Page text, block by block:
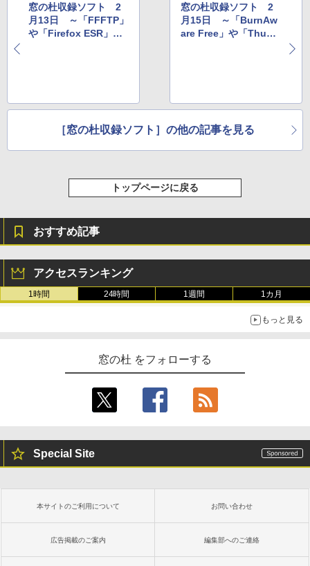
窓の杜収録ソフト 2
月13日 ～「FFFTP」
や「Firefox ESR」な
窓の杜収録ソフト 2
月15日 ～「BurnAw
are Free」や「Thund
［窓の杜収録ソフト］の他の記事を見る
トップページに戻る
おすすめ記事
アクセスランキング
1時間 24時間 1週間 1カ月
もっと見る
窓の杜 をフォローする
Special Site
本サイトのご利用について お問い合わせ
広告掲載のご案内 編集部へのご連絡